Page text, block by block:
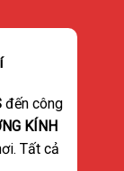
đến công
KÍNH
Tất cả